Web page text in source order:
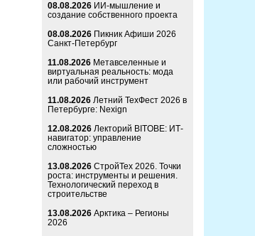
08.08.2026 ИИ-мышление и
создание собственного проекта
08.08.2026 Пикник Афиши 2026
Санкт-Петербург
11.08.2026 Метавселенные и
виртуальная реальность: мода
или рабочий инструмент
11.08.2026 Летний ТехФест 2026 в
Петербурге: Nexign
12.08.2026 Лекторий BITOBE: ИТ-
навигатор: управление
сложностью
13.08.2026 СтройТех 2026. Точки
роста: инструменты и решения.
Технологический переход в
строительстве
13.08.2026 Арктика – Регионы
2026